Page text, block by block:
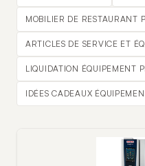
MOBILIER DE RESTAURANT
ARTICLES DE SERVICE ET
LIQUIDATION ÉQUIPEMENT
IDÉES CADEAUX